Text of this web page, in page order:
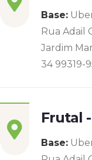
Base:
Rua Adail
Jardim
34 99319-
Frutal
Base: